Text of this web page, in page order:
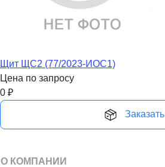
Щит ЩС2 (77/2023-ИОС1)
Цена по запросу
0 ₽
Заказать
О КОМПАНИИ